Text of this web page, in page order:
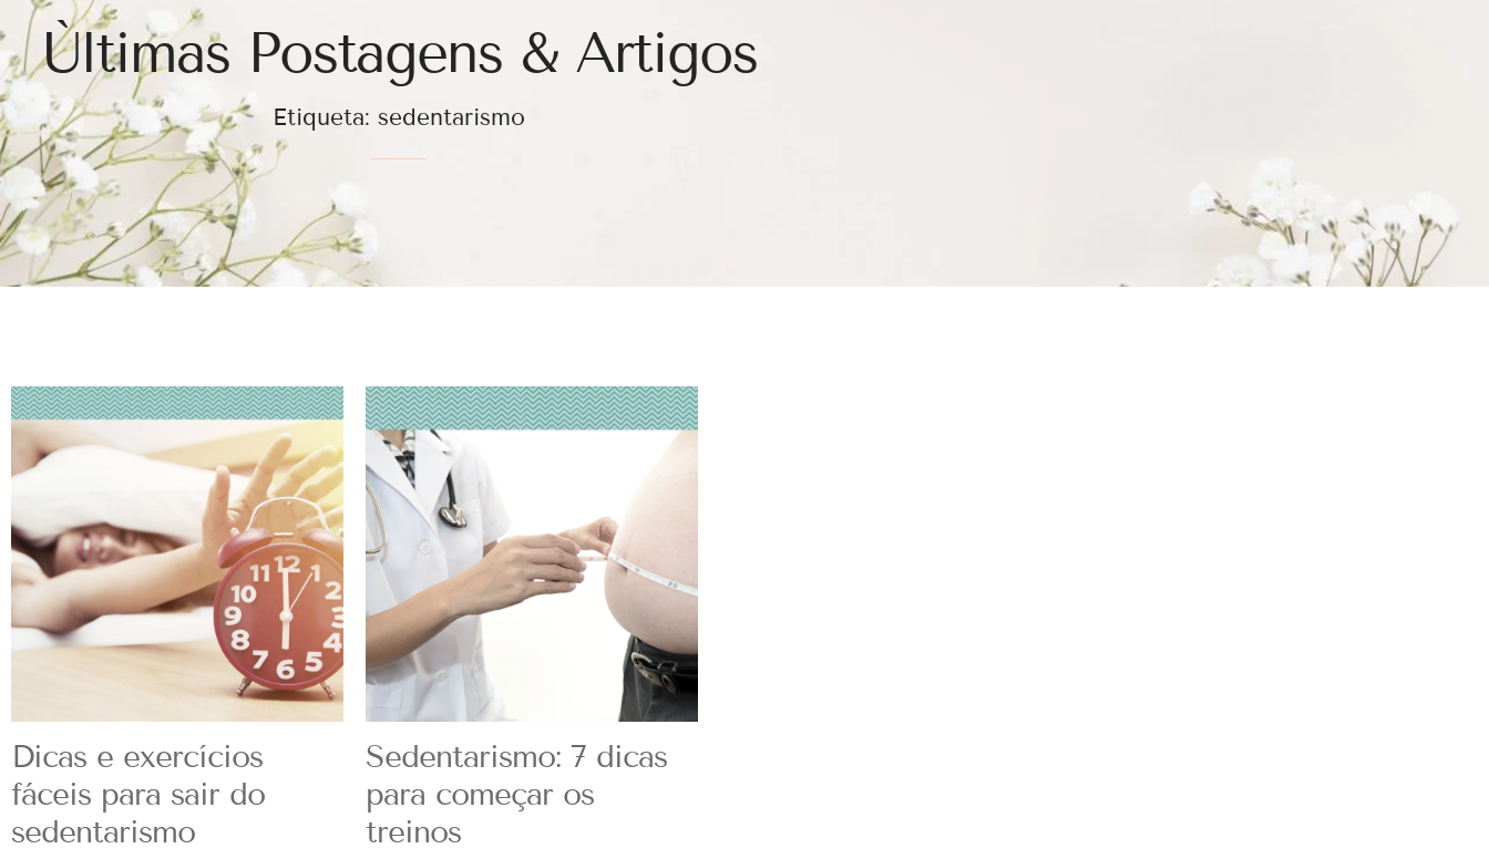
Ùltimas Postagens & Artigos
Etiqueta: sedentarismo
Dicas e exercícios
fáceis para sair do
sedentarismo
Sedentarismo: 7 dicas
para começar os
treinos